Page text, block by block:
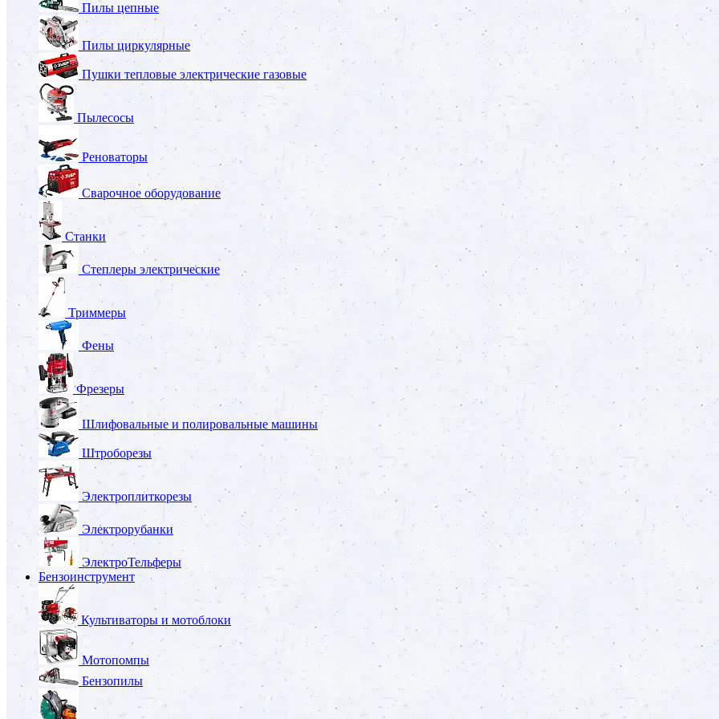
Пилы цепные
Пилы циркулярные
Пушки тепловые электрические газовые
Пылесосы
Реноваторы
Сварочное оборудование
Станки
Степлеры электрические
Триммеры
Фены
Фрезеры
Шлифовальные и полировальные машины
Штроборезы
Электроплиткорезы
Электрорубанки
ЭлектроТельферы
Бензоинструмент
Культиваторы и мотоблоки
Мотопомпы
Бензопилы